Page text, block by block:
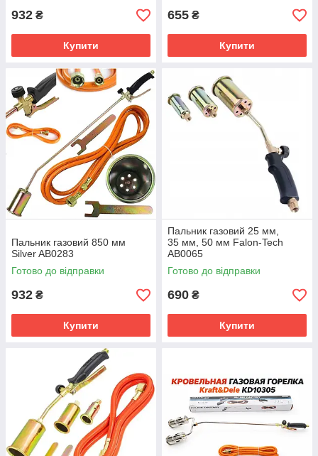
932 ₴
Купити
655 ₴
Купити
Пальник газовий 850 мм
Silver AB0283
Готово до відправки
932 ₴
Купити
Пальник газовий 25 мм,
35 мм, 50 мм Falon-Tech
AB0065
Готово до відправки
690 ₴
Купити